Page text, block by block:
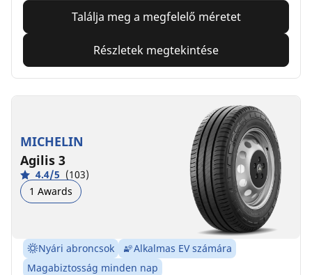
Találja meg a megfelelő méretet
Részletek megtekintése
MICHELIN
Agilis 3
4.4/5 (103)
1 Awards
Nyári abroncsok
Alkalmas EV számára
Magabiztosság minden nap